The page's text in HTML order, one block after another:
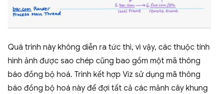
Quá trình này không diễn ra tức thì, vì vậy, các thuộc tính
hình ảnh được sao chép cũng bao gồm một mã thông
báo đồng bộ hoá. Trình kết hợp Viz sử dụng mã thông
báo đồng bộ hoá này để đợi tất cả các mảnh cây khung